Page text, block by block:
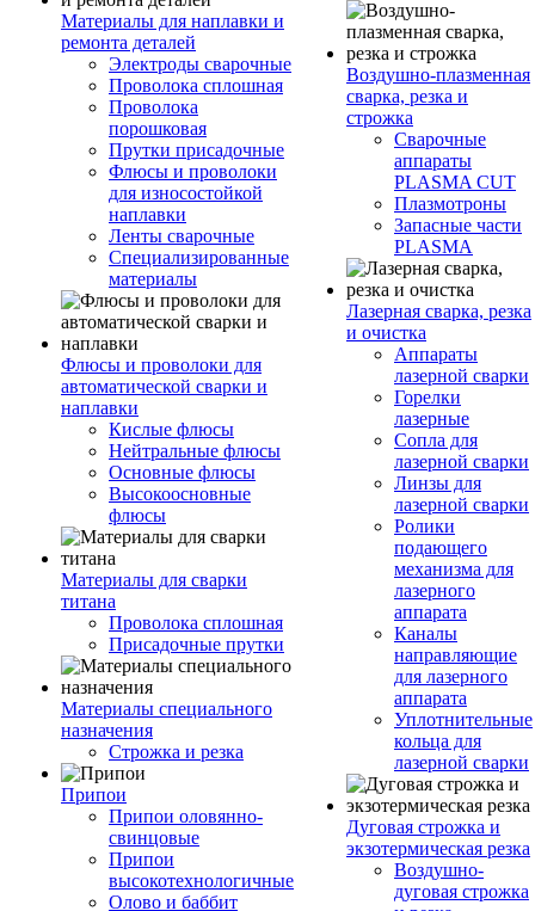
Материалы для наплавки и
ремонта деталей
Электроды сварочные
Проволока сплошная
Проволока
порошковая
Прутки присадочные
Флюсы и проволоки
для износостойкой
наплавки
Ленты сварочные
Специализированные
материалы
Флюсы и проволоки для
автоматической сварки и
наплавки
Кислые флюсы
Нейтральные флюсы
Основные флюсы
Высокоосновные
флюсы
Материалы для сварки
титана
Проволока сплошная
Присадочные прутки
Материалы специального
назначения
Строжка и резка
Припои
Припои оловянно-
свинцовые
Припои
высокотехнологичные
Олово и баббит
Воздушно-плазменная
сварка, резка и
строжка
Сварочные
аппараты
PLASMA CUT
Плазмотроны
Запасные части
PLASMA
Лазерная сварка, резка
и очистка
Аппараты
лазерной сварки
Горелки
лазерные
Сопла для
лазерной сварки
Линзы для
лазерной сварки
Ролики
подающего
механизма для
лазерного
аппарата
Каналы
направляющие
для лазерного
аппарата
Уплотнительные
кольца для
лазерной сварки
Дуговая строжка и
экзотермическая резка
Воздушно-
дуговая строжка